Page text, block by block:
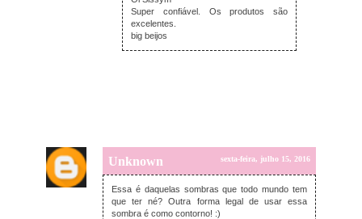
Super confiável. Os produtos são
excelentes.
big beijos
Unknown sexta-feira, julho 15, 2016
Essa é daquelas sombras que todo mundo tem
que ter né? Outra forma legal de usar essa
sombra é como contorno! :)